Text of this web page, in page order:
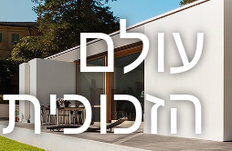
עולם
הזכוכית